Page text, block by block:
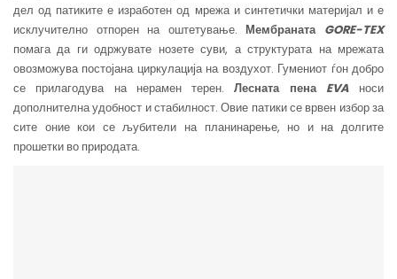
дел од патиките е изработен од мрежа и синтетички материјал и е
исклучително отпорен на оштетување. Мембраната GORE-TEX
помага да ги одржувате нозете суви, а структурата на мрежата
овозможува постојана циркулација на воздухот. Гумениот ѓон добро
се прилагодува на нерамен терен.Лесната пена EVAноси
дополнителна удобност и стабилност. Овие патики се врвен избор за
сите оние кои се љубители на планинарење, но и на долгите
прошетки во природата.